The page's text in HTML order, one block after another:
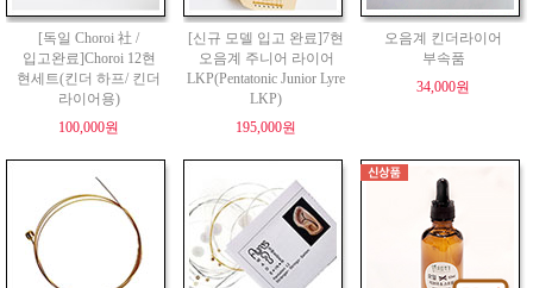
[독일 Choroi 社 /
입고완료]Choroi 12현
현세트(킨더 하프/ 킨더
라이어용)
100,000원
[신규 모델 입고 완료]7현
오음계 주니어 라이어
LKP(Pentatonic Junior Lyre
LKP)
195,000원
오음계 킨더라이어
부속품
34,000원